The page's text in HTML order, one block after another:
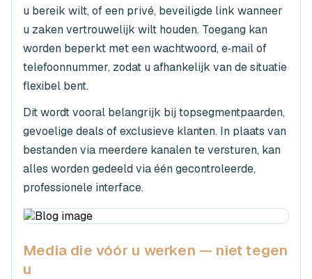
u bereik wilt, of een privé, beveiligde link wanneer
u zaken vertrouwelijk wilt houden. Toegang kan
worden beperkt met een wachtwoord, e‑mail of
telefoonnummer, zodat u afhankelijk van de situatie
flexibel bent.
Dit wordt vooral belangrijk bij topsegmentpaarden,
gevoelige deals of exclusieve klanten. In plaats van
bestanden via meerdere kanalen te versturen, kan
alles worden gedeeld via één gecontroleerde,
professionele interface.
Media die vóór u werken — niet tegen
u